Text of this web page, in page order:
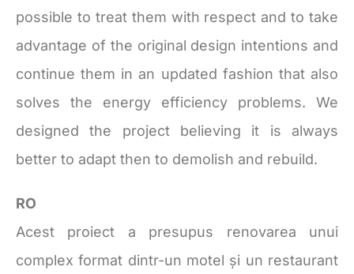
possible to treat them with respect and to take
advantage of the original design intentions and
continue them in an updated fashion that also
solves the energy efficiency problems. We
designed the project believing it is always
better to adapt then to demolish and rebuild.
RO
Acest proiect a presupus renovarea unui
complex format dintr-un motel și un restaurant